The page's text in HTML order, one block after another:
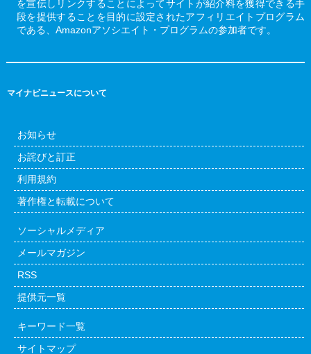
を宣伝しリンクすることによってサイトが紹介料を獲得できる手
段を提供することを目的に設定されたアフィリエイトプログラム
である、Amazonアソシエイト・プログラムの参加者です。
マイナビニュースについて
お知らせ
お詫びと訂正
利用規約
著作権と転載について
ソーシャルメディア
メールマガジン
RSS
提供元一覧
キーワード一覧
サイトマップ